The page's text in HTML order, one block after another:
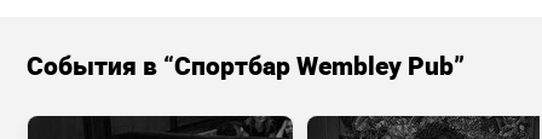
События в “Спортбар Wembley Pub”